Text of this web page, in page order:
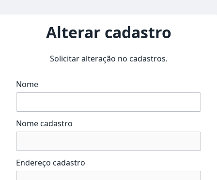
Alterar cadastro
Solicitar alteração no cadastros.
Nome
Nome cadastro
Endereço cadastro